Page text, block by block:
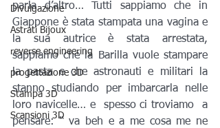
Divulgazione
Astrati Bijoux
reverse engineering
progettazione 3D
Stampa 3D
Scansioni 3D
parla d’altro… Tutti sappiamo che in
Giappone è stata stampata una vagina e
la sua autrice è stata arrestata,
sappiamo che la Barilla vuole stampare
la pasta e che astronauti e militari la
stanno studiando per imbarcarla nelle
loro navicelle… e  spesso ci troviamo  a
pensare: “ va beh e a me cosa me ne